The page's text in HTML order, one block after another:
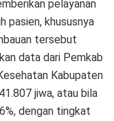
pelayanan
pasien, khususnya
tersebut
data dari Pemkab
Kabupaten
jiwa, atau bila
dengan tingkat